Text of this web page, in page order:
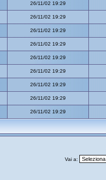
26/11/02 19:29
26/11/02 19:29
26/11/02 19:29
26/11/02 19:29
26/11/02 19:29
26/11/02 19:29
26/11/02 19:29
26/11/02 19:29
26/11/02 19:29
Vai a: